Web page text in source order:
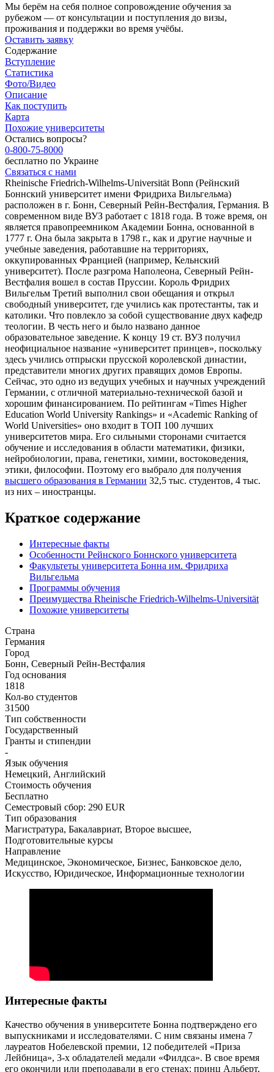
Мы берём на себя полное сопровождение обучения за
рубежом — от консультации и поступления до визы,
проживания и поддержки во время учёбы.
Оставить заявку
Содержание
Вступление
Статистика
Фото/Видео
Описание
Как поступить
Карта
Похожие университеты
Остались вопросы?
0-800-75-8000
бесплатно по Украине
Связаться с нами
Rheinische Friedrich-Wilhelms-Universität Bonn (Рейнский
Боннский университет имени Фридриха Вильгельма)
расположен в г. Бонн, Северный Рейн-Вестфалия, Германия. В
современном виде ВУЗ работает с 1818 года. В тоже время, он
является правопреемником Академии Бонна, основанной в
1777 г. Она была закрыта в 1798 г., как и другие научные и
учебные заведения, работавшие на территориях,
оккупированных Францией (например, Кельнский
университет). После разгрома Наполеона, Северный Рейн-
Вестфалия вошел в состав Пруссии. Король Фридрих
Вильгельм Третий выполнил свои обещания и открыл
свободный университет, где учились как протестанты, так и
католики. Что повлекло за собой существование двух кафедр
теологии. В честь него и было названо данное
образовательное заведение. К концу 19 ст. ВУЗ получил
неофициальное название «университет принцев», поскольку
здесь учились отпрыски прусской королевской династии,
представители многих других правящих домов Европы.
Сейчас, это одно из ведущих учебных и научных учреждений
Германии, с отличной материально-технической базой и
хорошим финансированием. По рейтингам «Times Higher
Education World University Rankings» и «Academic Ranking of
World Universities» оно входит в ТОП 100 лучших
университетов мира. Его сильными сторонами считается
обучение и исследования в области математики, физики,
нейробиологии, права, генетики, химии, востоковедения,
этики, философии. Поэтому его выбрало для получения
высшего образования в Германии 32,5 тыс. студентов, 4 тыс.
из них – иностранцы.
Краткое содержание
Интересные факты
Особенности Рейнского Боннского университета
Факультеты университета Бонна им. Фридриха
Вильгельма
Программы обучения
Преимущества Rheinische Friedrich-Wilhelms-Universität
Похожие университеты
Страна
Германия
Город
Бонн, Северный Рейн-Вестфалия
Год основания
1818
Кол-во студентов
31500
Тип собственности
Государственный
Гранты и стипендии
-
Язык обучения
Немецкий, Английский
Стоимость обучения
Бесплатно
Семестровый сбор: 290 EUR
Тип образования
Магистратура, Бакалавриат, Второе высшее,
Подготовительные курсы
Направление
Медицинское, Экономическое, Бизнес, Банковское дело,
Искусство, Юридическое, Информационные технологии
Интересные факты
Качество обучения в университете Бонна подтверждено его
выпускниками и исследователями. С ним связаны имена 7
лауреатов Нобелевской премии, 12 победителей «Приза
Лейбница», 3-х обладателей медали «Филдса». В свое время
его окончили или преподавали в его стенах: принц Альберт,